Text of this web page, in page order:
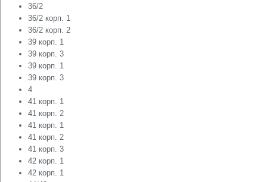
36/2
36/2 корп. 1
36/2 корп. 2
39 корп. 1
39 корп. 3
39 корп. 1
39 корп. 3
4
41 корп. 1
41 корп. 2
41 корп. 1
41 корп. 2
41 корп. 3
42 корп. 1
42 корп. 1